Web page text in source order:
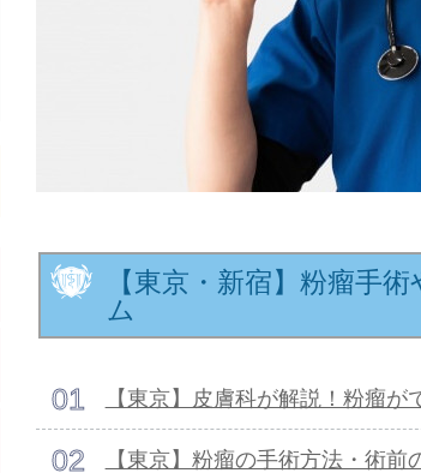
【東京・新宿】粉瘤手
ム
【東京】皮膚科が解説！粉瘤
【東京】粉瘤の手術方法・術